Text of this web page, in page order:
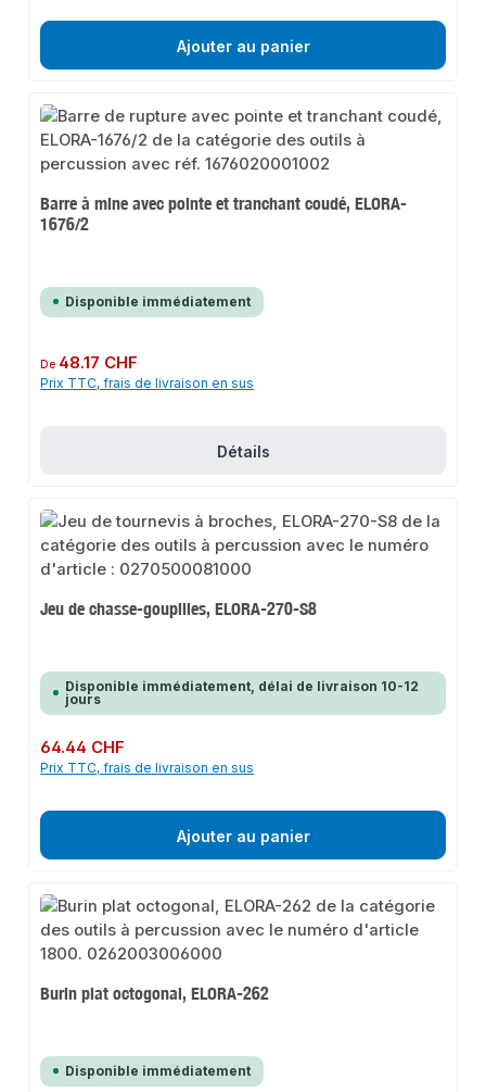
Ajouter au panier
Barre à mine avec pointe et tranchant coudé, ELORA-
1676/2
Disponible immédiatement
Prix régulier :
De 48.17 CHF
Prix TTC, frais de livraison en sus
Détails
Jeu de chasse-goupilles, ELORA-270-S8
Disponible immédiatement, délai de livraison 10-12
jours
Prix régulier :
64.44 CHF
Prix TTC, frais de livraison en sus
Ajouter au panier
Burin plat octogonal, ELORA-262
Disponible immédiatement